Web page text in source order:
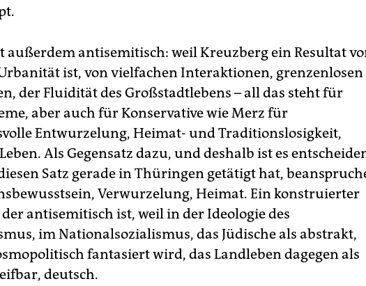
außerdem antisemitisch: weil Kreuzberg ein Resultat
ist, von vielfachen Interaktionen, grenzenlosen
der Fluidität des Großstadtlebens – all das steht für
aber auch für Konservative wie Merz für
Entwurzelung, Heimat- und Traditionslosigkeit,
Als Gegensatz dazu, und deshalb ist es
Satz gerade in Thüringen getätigt hat,
Verwurzelung, Heimat. Ein konstruierter
der antisemitisch ist, weil in der Ideologie des
im Nationalsozialismus, das Jüdische als abstrakt,
fantasiert wird, das Landleben dagegen als
deutsch.